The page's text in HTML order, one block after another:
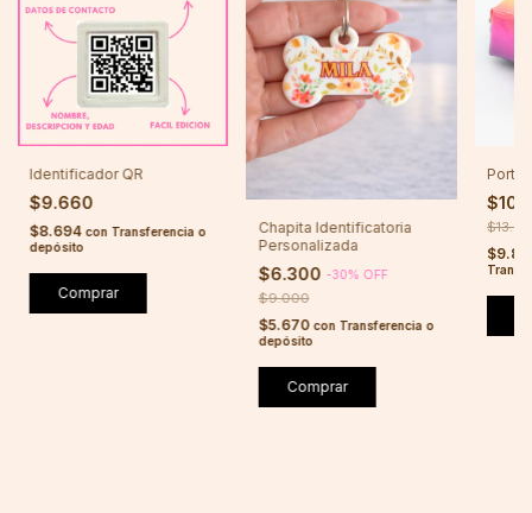
Identificador QR
$9.660
$8.694 con Transferencia o
depósito
Comprar
Chapita Identificatoria
Personalizada
$6.300 -30% OFF
$9.000
$5.670 con Transferencia o
depósito
Comprar
Porta